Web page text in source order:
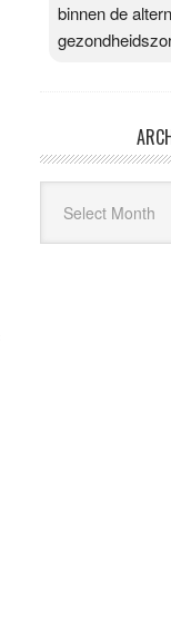
binnen de
Kloptdatwel.nl